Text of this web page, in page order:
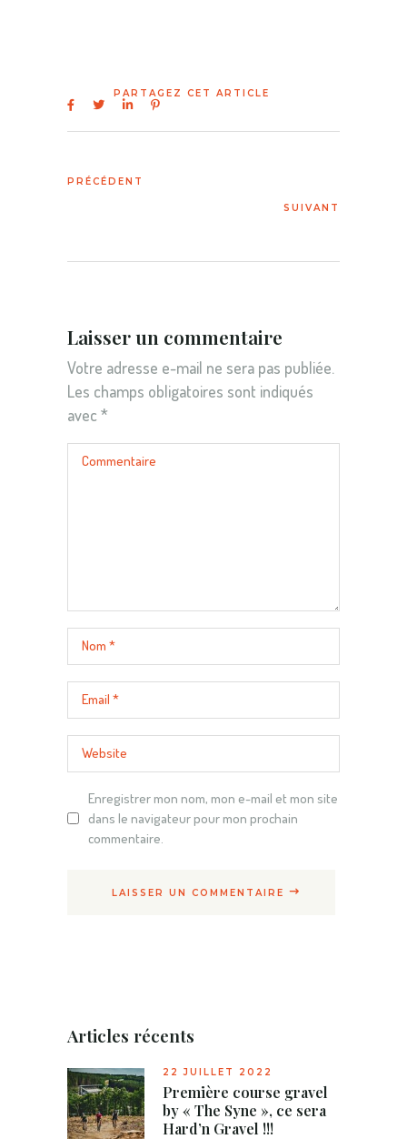
Laisser un commentaire
Votre adresse e-mail ne sera pas publiée.
Les champs obligatoires sont indiqués
avec*
Enregistrer mon nom, mon e-mail et mon site
dans le navigateur pour mon prochain
commentaire.
LAISSER UN COMMENTAIRE
Articles récents
22 JUILLET 2022
Première course gravel
by « The Syne », ce sera
Hard’n Gravel !!!